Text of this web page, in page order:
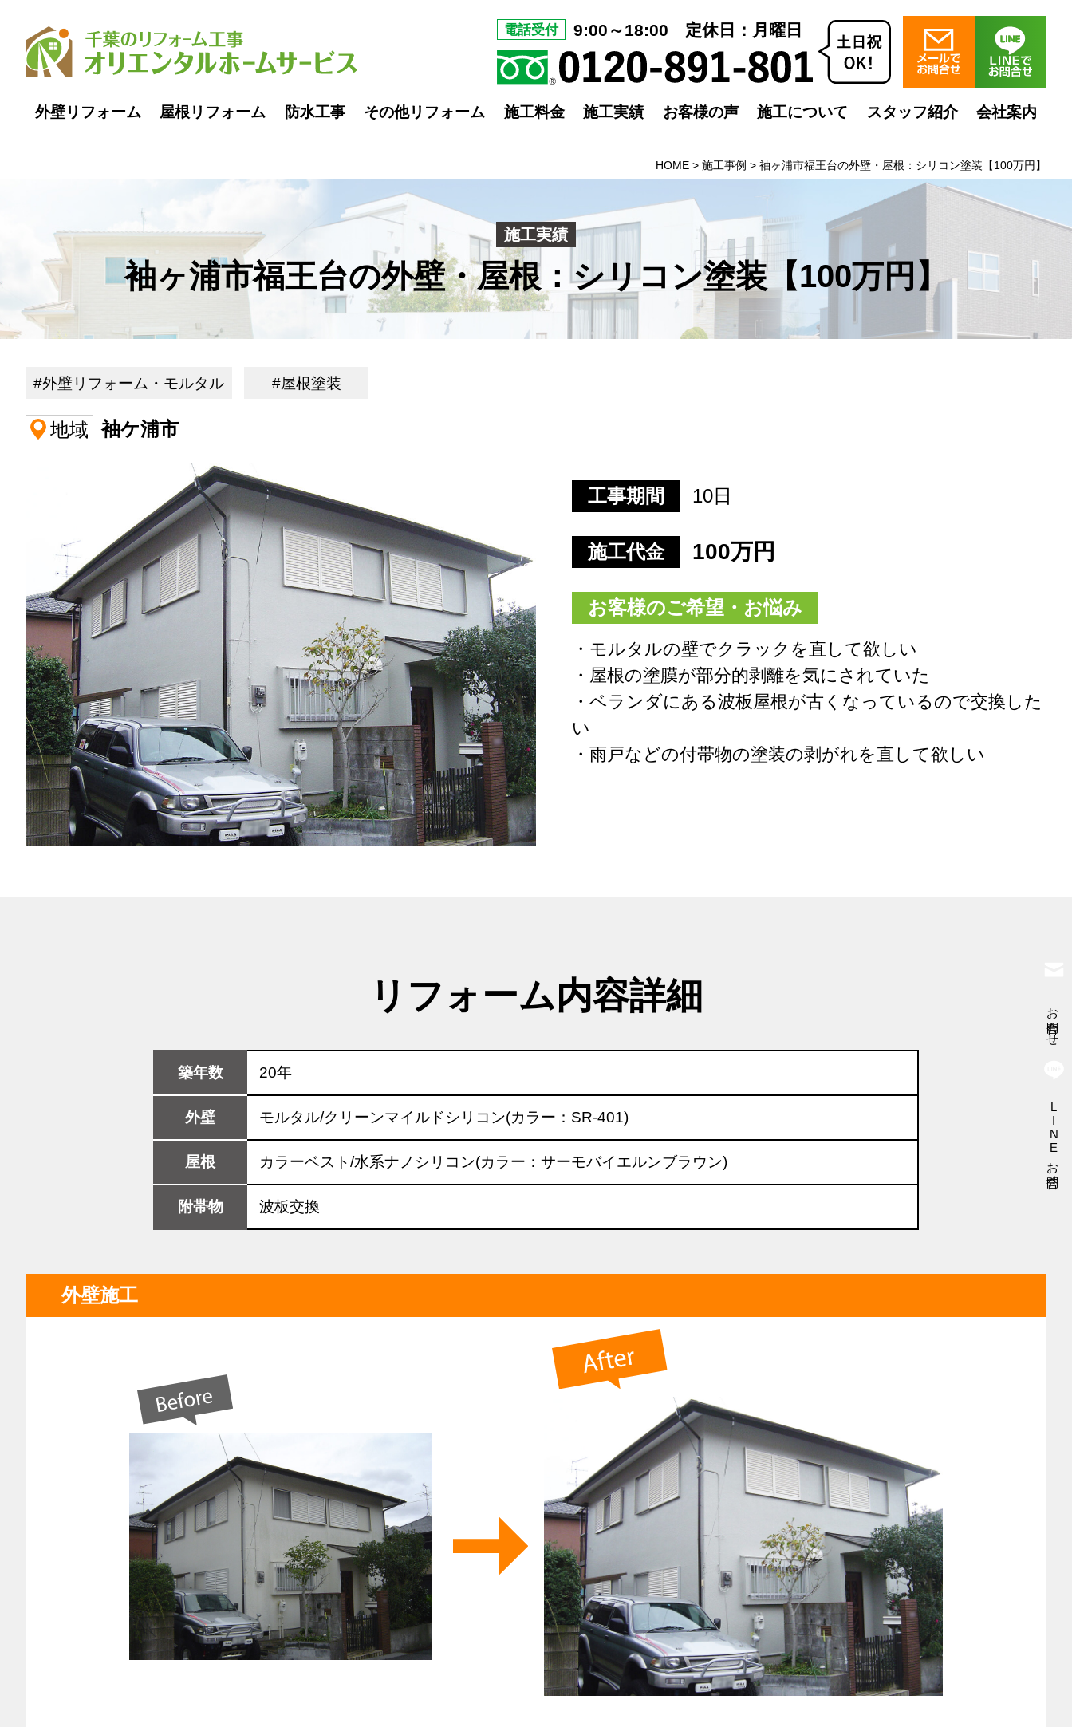
電話受付 9:00～18:00 定休日：月曜日
外壁リフォーム 屋根リフォーム 防水工事 その他リフォーム 施工料金 施工実績 お客様の声 施工について スタッフ紹介 会社案内
HOME > 施工事例 > 袖ヶ浦市福王台の外壁・屋根：シリコン塗装【100万円】
施工実績
袖ヶ浦市福王台の外壁・屋根：シリコン塗装【100万円】
#外壁リフォーム・モルタル #屋根塗装
地域 袖ケ浦市
工事期間 10日
施工代金 100万円
お客様のご希望・お悩み
・モルタルの壁でクラックを直して欲しい
・屋根の塗膜が部分的剥離を気にされていた
・ベランダにある波板屋根が古くなっているので交換した
い
・雨戸などの付帯物の塗装の剥がれを直して欲しい
リフォーム内容詳細
築年数 20年
外壁 モルタル/クリーンマイルドシリコン(カラー：SR-401)
屋根 カラーベスト/水系ナノシリコン(カラー：サーモバイエルンブラウン)
附帯物 波板交換
外壁施工
お問合わせ
LINEお問合せ